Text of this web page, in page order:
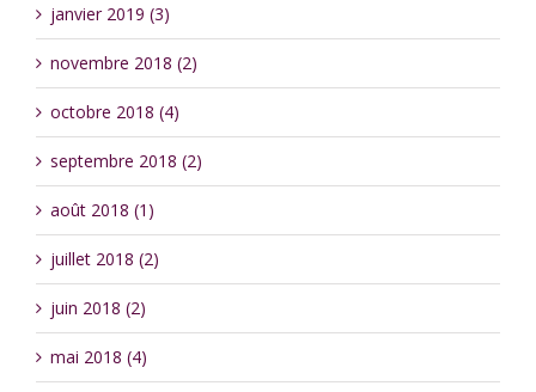
janvier 2019 (3)
novembre 2018 (2)
octobre 2018 (4)
septembre 2018 (2)
août 2018 (1)
juillet 2018 (2)
juin 2018 (2)
mai 2018 (4)